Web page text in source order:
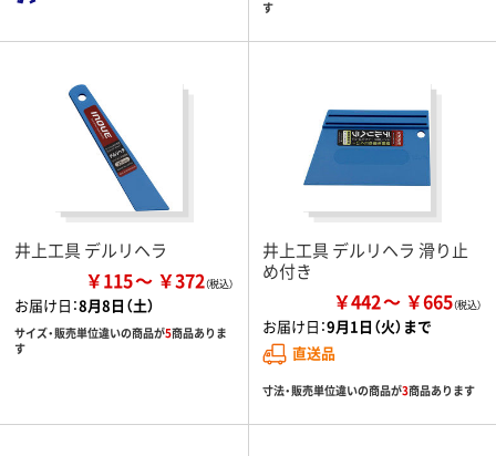
す
井上工具 デルリヘラ
￥115 ￥372
お届け日：8月8日（土）
サイズ・販売単位違いの商品が5商品ありま
す
井上工具 デルリヘラ 滑り止
め付き
￥442 ￥665
お届け日：9月1日（火）まで
直送品
寸法・販売単位違いの商品が3商品あります